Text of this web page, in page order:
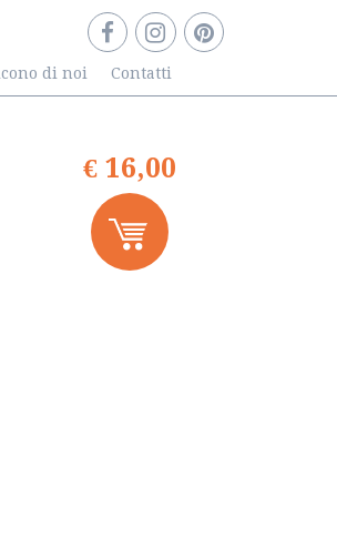
di noi Contatti
€ 16,00